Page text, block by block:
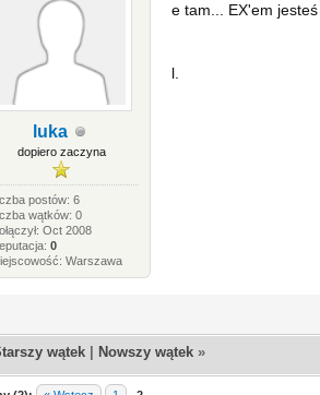
luka
dopiero zaczyna
postów: 6
wątków: 0
Oct 2008
0
Warszawa
e tam... EX'em
l.
wątek Nowszy wątek »